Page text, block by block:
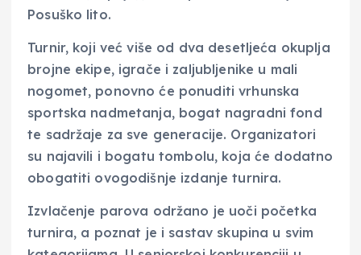
Posuško lito.
Turnir, koji već više od dva desetljeća okuplja
brojne ekipe, igrače i zaljubljenike u mali
nogomet, ponovno će ponuditi vrhunska
sportska nadmetanja, bogat nagradni fond
te sadržaje za sve generacije. Organizatori
su najavili i bogatu tombolu, koja će dodatno
obogatiti ovogodišnje izdanje turnira.
Izvlačenje parova održano je uoči početka
turnira, a poznat je i sastav skupina u svim